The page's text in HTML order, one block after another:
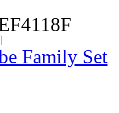
Family Set